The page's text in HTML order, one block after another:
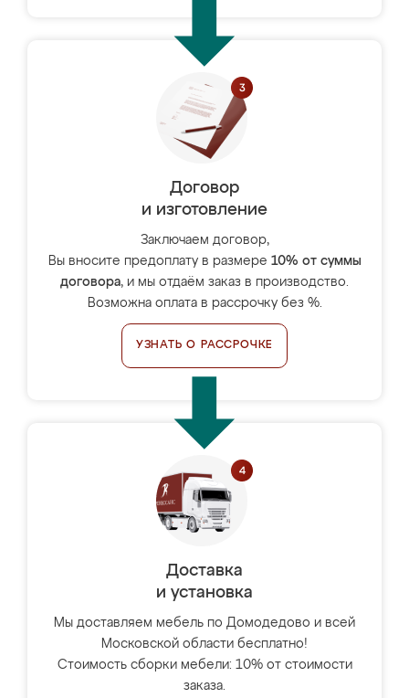
Договор
и изготовление
Заключаем договор,
Вы вносите предоплату в размере 10% от суммы
договора, и мы отдаём заказ в производство.
Возможна оплата в рассрочку без %.
УЗНАТЬ О РАССРОЧКЕ
Доставка
и установка
Мы доставляем мебель по Домодедово и всей
Московской области бесплатно!
Стоимость сборки мебели: 10% от стоимости
заказа.